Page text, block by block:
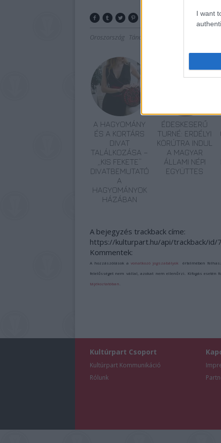
I want
Oroszország Tánc
A HAGYOMÁNY
ÉS A KORTÁRS
DIVAT
TALÁLKOZÁSA –
„KIS FEKETE”
DIVATBEMUTATÓ
A
HAGYOMÁNYOK
HÁZÁBAN
ÉDESKESERŰ
TURNÉ: ERDÉLYI
KÖRÚTRA INDUL
A MAGYAR
ÁLLAMI NÉPI
EGYÜTTES
A bejegyzés trackback címe:
https://kulturpart.hu/api/trackback/id/
Kommentek:
A hozzászólások avonatkozó jogszabályok értelmében
felelősséget nem vállal, azokat nem ellenőrzi. Kifogás esetén
tájékoztatóban
Kultúrpart Csoport
Kultúrpart Kommunikáció
Rólunk